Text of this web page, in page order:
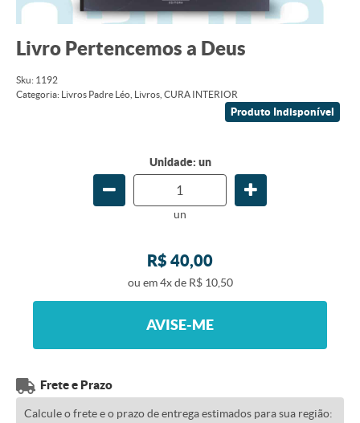
Livro Pertencemos a Deus
Sku: 1192
Categoria:
Livros Padre Léo Livros CURA INTERIOR
Produto Indisponível
Unidade: un
un
R$ 40,00
ou em4xde R$ 10,50
AVISE-ME
Frete e Prazo
Calcule o frete e o prazo de entrega estimados para sua região: